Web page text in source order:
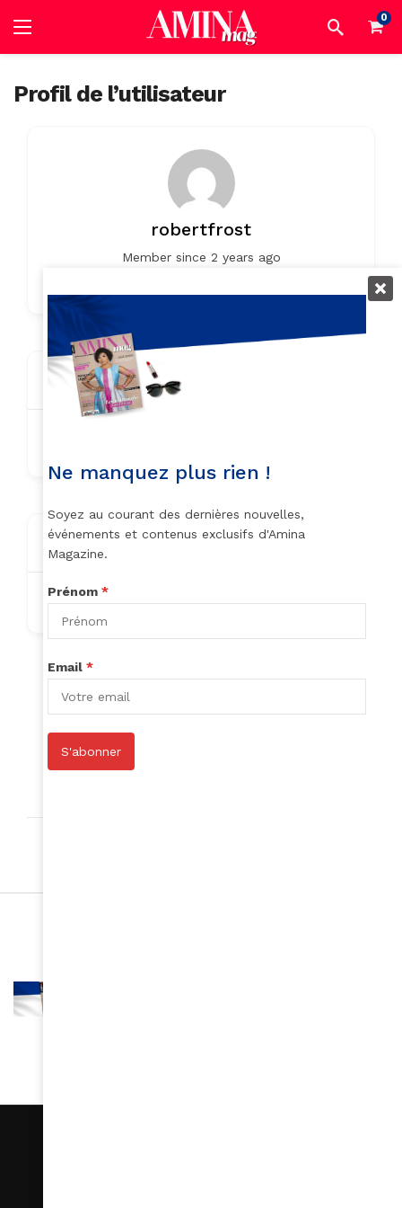
0
Profil de l’utilisateur
robertfrost
Member since 2 years ago
Contact Info
About
Nothing to show!
Author Listings
Ne manquez plus rien !
Soyez au courant des dernières nouvelles,
événements et contenus exclusifs d'Amina
Magazine.
Prénom *
Email *
S'abonner